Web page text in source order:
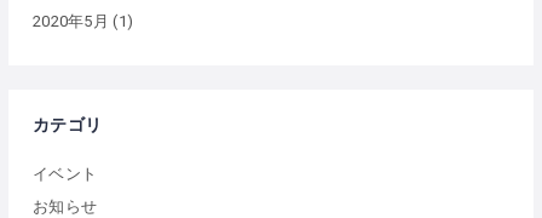
2020年5月 (1)
カテゴリ
イベント
お知らせ